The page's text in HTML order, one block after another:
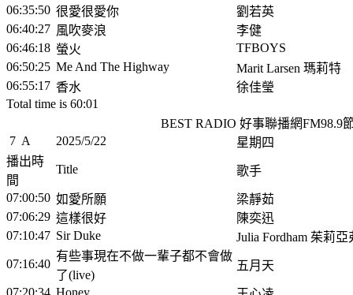
06:35:50 很愛很愛你
劉若英
06:40:27 風吹麥浪
李健
06:46:18 螢火
TFBOYS
06:50:25 Me And The Highway
Marit Larsen 瑪莉特
06:55:17 香水
徐佳瑩
Total time is 60:01
BEST RADIO 好事聯播網FM98.9
7 A 2025/5/22
星期四
播出時
間
Title
歌手
07:00:50 如愛所願
梁靜茹
07:06:29 這樣很好
陳奕迅
07:10:47 Sir Duke
Julia Fordham 茱莉亞
07:16:40
有些事現在不做一輩子都不會做
了(live)
五月天
07:20:34 Honey